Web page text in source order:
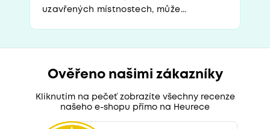
uzavřených místnostech, může...
Ověřeno našimi zákazníky
Kliknutím na pečeť zobrazíte všechny recenze
našeho e-shopu přímo na Heurece